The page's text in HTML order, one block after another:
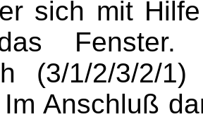
sich mit
Fenster.
(3/1/2/3/2/
Anschluß